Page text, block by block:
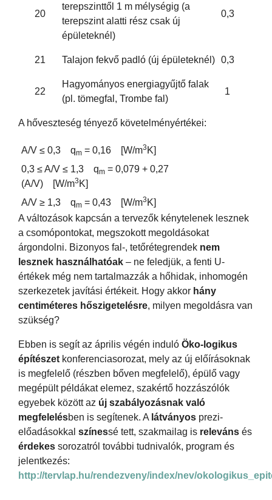
20
terepszinttől 1 m mélységig (a
terepszint alatti rész csak új
épületeknél)
0,3
21 Talajon fekvő padló (új épületeknél) 0,3
22
Hagyományos energiagyűjtő falak
(pl. tömegfal, Trombe fal)
1
A hőveszteség tényező követelményértékei:
A/V ≤ 0,3 qm = 0,16 [W/m3 K]
0,3 ≤ A/V ≤ 1,3 qm = 0,079 + 0,27
(A/V) [W/m3 K]
A/V ≥ 1,3 qm = 0,43 [W/m3 K]
A változások kapcsán a tervezők kénytelenek lesznek
a csomópontokat, megszokott megoldásokat
árgondolni. Bizonyos fal-, tetőrétegrendek nem
lesznek használhatóak – ne feledjük, a fenti U-
értékek még nem tartalmazzák a hőhidak, inhomogén
szerkezetek javítási értékeit. Hogy akkor hány
centiméteres hőszigetelésre, milyen megoldásra van
szükség?
Ebben is segít az április végén induló Öko-logikus
építészet konferenciasorozat, mely az új előírásoknak
is megfelelő (részben bőven megfelelő), épülő vagy
megépült példákat elemez, szakértő hozzászólók
egyebek között az új szabályozásnak való
megfelelésben is segítenek. A látványos prezi-
előadásokkal színessé tett, szakmailag is releváns és
érdekes sorozatról további tudnivalók, program és
jelentkezés:
http://tervlap.hu/rendezveny/index/nev/